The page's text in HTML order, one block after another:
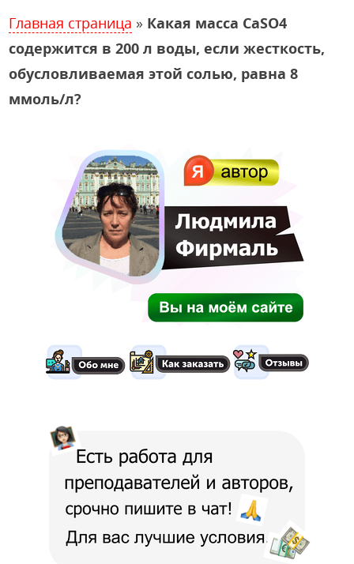
Главная страница » Какая масса CaSO4
содержится в 200 л воды, если жесткость,
обусловливаемая этой солью, равна 8
ммоль/л?